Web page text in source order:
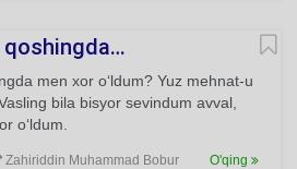
qoshingda…
men xor o‘ldum? Yuz mehnat-u
bila bisyor sevindum avval,
o‘ldum.
Zahiriddin Muhammad Bobur O'qing